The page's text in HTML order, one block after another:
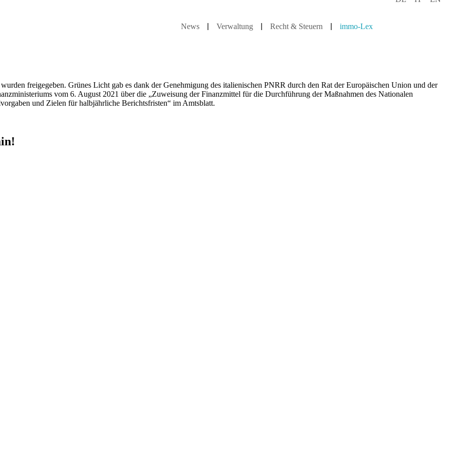
News Verwaltung Recht & Steuern immo-Lex
freigegeben. Grünes Licht gab es dank der Genehmigung des italienischen PNRR durch den Rat der Europäischen Union und der
vom 6. August 2021 über die „Zuweisung der Finanzmittel für die Durchführung der Maßnahmen des Nationalen
und Zielen für halbjährliche Berichtsfristen“ im Amtsblatt.